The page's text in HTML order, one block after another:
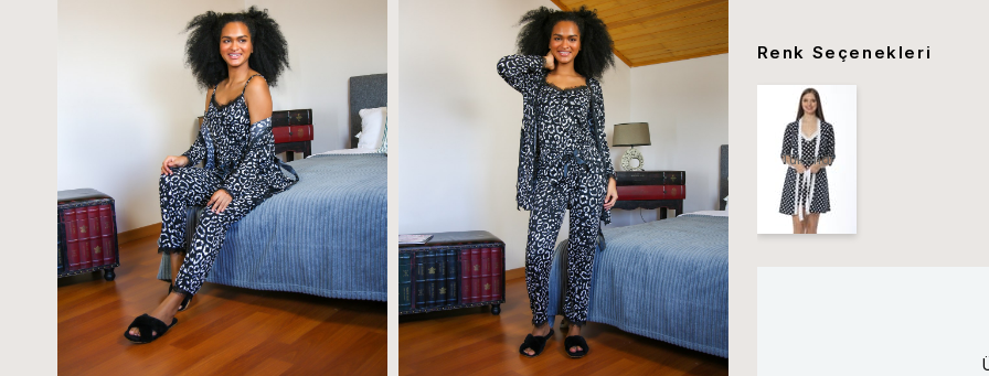
Renk Seçenekleri
Tükendi